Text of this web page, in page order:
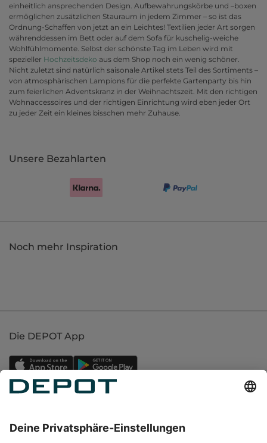
einheitlich ansprechenden Design. Aufbewahrungskörbe und –boxen
ermöglichen zusätzlichen Stauraum in jedem Zimmer – so ist das
Ordnung-Schaffen von jetzt an ein Leichtes! Textilien jeder Art sorgen
währenddessen im Bett oder auf dem Sofa für kuschelig-weiche
Wohlfühlmomente. Selbst der schönste Tag im Leben wird mit
spezieller Hochzeitsdeko aus dem Shop noch ein wenig schöner.
Nicht zuletzt sind natürlich saisonale Artikel stets Teil des Sortiments –
von atmosphärischen Lampions für die perfekte Gartenparty bis hin
zum feierlichen Adventskranz in der Weihnachtszeit. Mit den richtigen
Wohnaccessoires und der richtigen Einrichtung wird eben jeder Ort
zu jeder Zeit ein kleines bisschen mehr Zuhause.
Unsere Bezahlarten
Noch mehr Inspiration
Die DEPOT App